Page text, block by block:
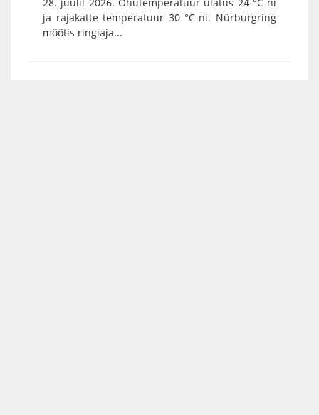
ja rajakatte temperatuur 30 °C-ni. Nürburgring
mõõtis ringiaja...